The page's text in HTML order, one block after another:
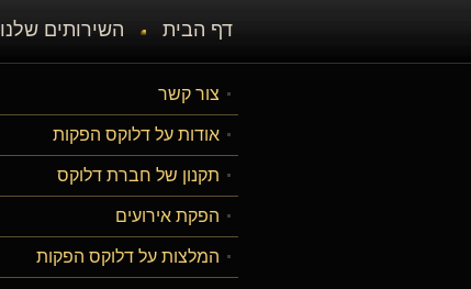
דף הבית השירותים שלנו
צור קשר
אודות על דלוקס הפקות
תקנון של חברת דלוקס
הפקת אירועים
המלצות על דלוקס הפקות